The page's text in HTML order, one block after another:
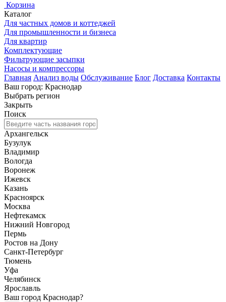
Корзина
Каталог
Для частных домов и коттеджей
Для промышленности и бизнеса
Для квартир
Комплектующие
Фильтрующие засыпки
Насосы и компрессоры
Главная Анализ воды Обслуживание Блог Доставка Контакты
Ваш город: Краснодар
Выбрать регион
Закрыть
Поиск
Архангельск
Бузулук
Владимир
Вологда
Воронеж
Ижевск
Казань
Красноярск
Москва
Нефтекамск
Нижний Новгород
Пермь
Ростов на Дону
Санкт-Петербург
Тюмень
Уфа
Челябинск
Ярославль
Ваш город Краснодар?